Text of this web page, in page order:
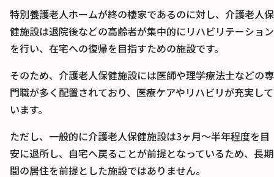
特別養護老人ホームが終の棲家であるのに対し、介護老人保
健施設は退院後などの高齢者が集中的にリハビリテーション
を行い、在宅への復帰を目指すための施設です。
そのため、介護老人保健施設には医師や理学療法士などの専
門職が多く配置されており、医療ケアやリハビリが充実して
います。
ただし、一般的に介護老人保健施設は3ヶ月〜半年程度を目
安に退所し、自宅へ戻ることが前提となっているため、長期
間の居住を前提とした施設ではありません。